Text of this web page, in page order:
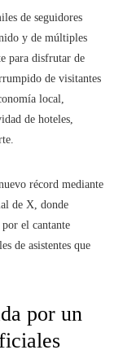
de seguidores
y de múltiples
para disfrutar de
de visitantes
local,
de hoteles,
récord mediante
de X, donde
el cantante
de asistentes que
por un